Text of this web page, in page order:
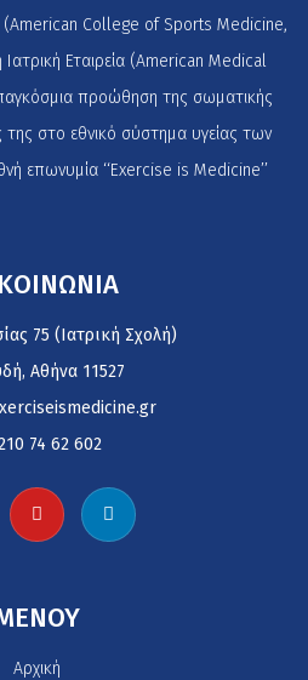
(American College of Sports Medicine,
Ιατρική Εταιρεία (American Medical
προώθηση της σωματικής
στο εθνικό σύστημα υγείας των
επωνυμία ‘‘Exercise is Medicine’’
75 (Ιατρική Σχολή)
Αθήνα 11527
74 62 602
Αρχική